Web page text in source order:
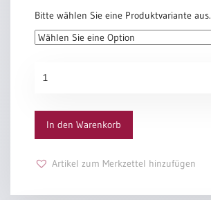
Dann werden wir
Dein Antlitz leuchten sehen.
Bitte wählen Sie eine Produktvariante aus.
Menge
In den Warenkorb
Artikel zum Merkzettel hinzufügen